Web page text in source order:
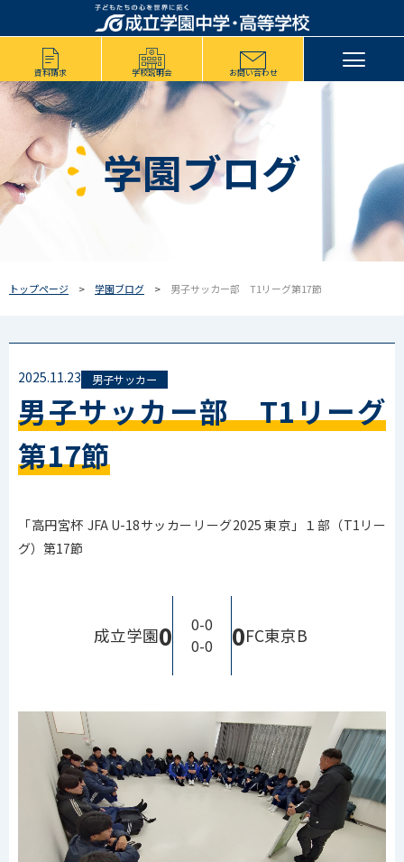
資料請求 学校説明会 お問い合わせ
学園ブログ
トップページ 学園ブログ 男子サッカー部 T1リーグ第17節
2025.11.23 男子サッカー
男子サッカー部 T1リーグ
第17節
「高円宮杯 JFA U-18サッカーリーグ2025 東京」１部（T1リー
グ）第17節
成立学園0
0-0
0-0
0FC東京B